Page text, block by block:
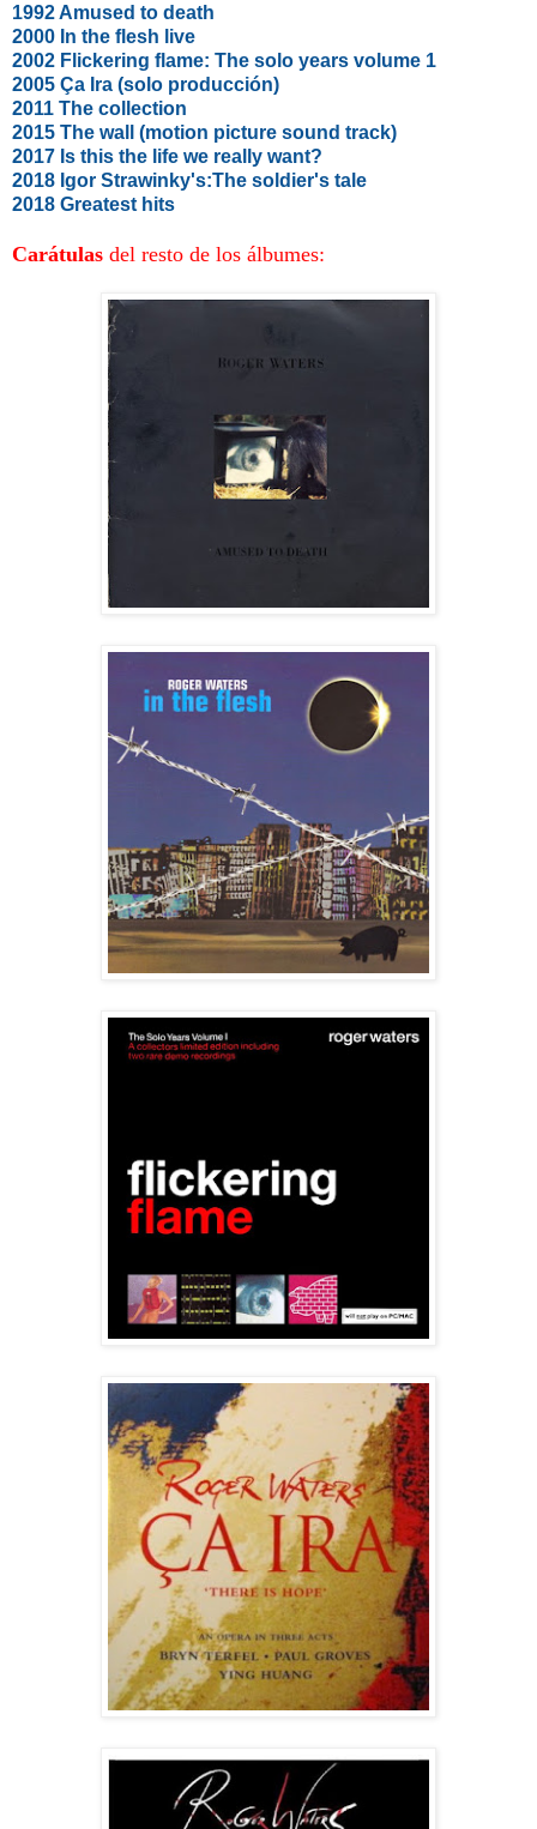
1992 Amused to death
2000 In the flesh live
2002 Flickering flame: The solo years volume 1
2005 Ça Ira (solo producción)
2011 The collection
2015 The wall (motion picture sound track)
2017 Is this the life we really want?
2018 Igor Strawinky's:The soldier's tale
2018 Greatest hits
Carátulas del resto de los álbumes: